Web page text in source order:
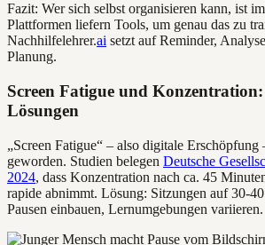
Fazit: Wer sich selbst organisieren kann, ist
Plattformen liefern Tools, um genau das zu
Nachhilfelehrer.ai setzt auf Reminder,
Planung.
Screen Fatigue und
Lösungen
„Screen Fatigue“ – also digitale
geworden. Studien belegen Deutsche
2024, dass Konzentration nach ca. 45
rapide abnimmt. Lösung: Sitzungen auf 30-
Pausen einbauen, Lernumgebungen variieren.